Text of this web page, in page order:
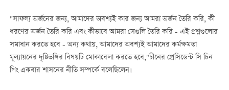
"সাফল্য অর্জনের জন্য, আমাদের অবশ্যই কার জন্য আমরা অর্জন তৈরি করি, কী
ধরণের অর্জন তৈরি করি এবং কীভাবে আমরা সেগুলি তৈরি করি - এই প্রশ্নগুলোর
সমাধান করতে হবে - অন্য কথায়, আমাদের অবশ্যই আমাদের কর্মক্ষমতা
মূল্যায়নের দৃষ্টিভঙ্গির বিষয়টি মোকাবেলা করতে হবে,"চীনের প্রেসিডেন্ট সি চিন
পিং একবার শাসনের নীতি সম্পর্কে বলেছিলেন।